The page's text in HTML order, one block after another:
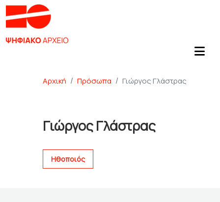
Αρχική Πρόσωπα Γιώργος Γλάστρας
Γιώργος Γλάστρας
Ηθοποιός